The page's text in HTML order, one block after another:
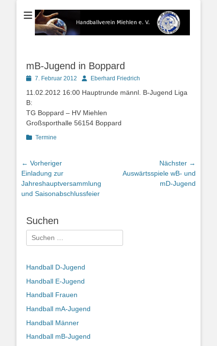
Handballverein
Miehlen e. V.
Der Handballverein im Blauen Ländchen
mB-Jugend in Boppard
Posted7. Februar 2012 AutorEberhard Friedrich
11.02.2012 16:00 Hauptrunde männl. B-Jugend Liga
B:
TG Boppard – HV Miehlen
Großsporthalle 56154 Boppard
Kategorien
Termine
Beitragsnavigation
← Vorheriger
Vorheriger
Beitrag:
Einladung zur
Jahreshauptversammlung
und Saisonabschlussfeier
Nächster →
Nächster
Auswärtsspiele wB- und
mD-Jugend
Suchen
Suchen
nach:
Handball D-Jugend
Handball E-Jugend
Handball Frauen
Handball mA-Jugend
Handball Männer
Handball mB-Jugend